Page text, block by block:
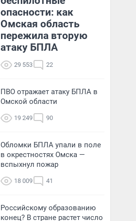
опасности: как
Омская область
пережила вторую
атаку БПЛА
29 553 22
ПВО отражает атаку БПЛА в
Омской области
19 249 90
Обломки БПЛА упали в поле
в окрестностях Омска —
вспыхнул пожар
18 009 41
Российскому образованию
конец? В стране растет число